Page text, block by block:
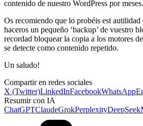
contenido de nuestro WordPress por meses.
Os recomiendo que lo probéis est autilidad
haceros un pequeño ‘backup’ de vuestro
recordad bloquear la copia a los motores
se detecte como contenido repetido.
Un saludo!
Compartir en redes sociales
X (Twitter)LinkedInFacebookWhatsApp
Resumir con IA
ChatGPTClaudeGrokPerplexityDeepSeek